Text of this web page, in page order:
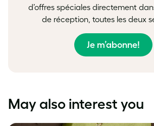
d’offres spéciales directement
de réception, toutes les deux
Je m’abonne!
May also interest you